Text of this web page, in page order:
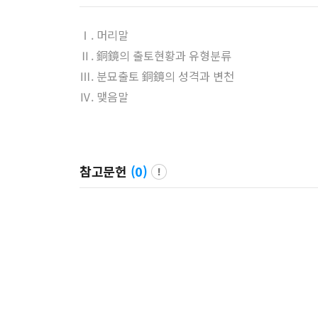
Ⅰ. 머리말
Ⅱ. 銅鏡의 출토현황과 유형분류
Ⅲ. 분묘출토 銅鏡의 성격과 변천
Ⅳ. 맺음말
참고문헌 (0)